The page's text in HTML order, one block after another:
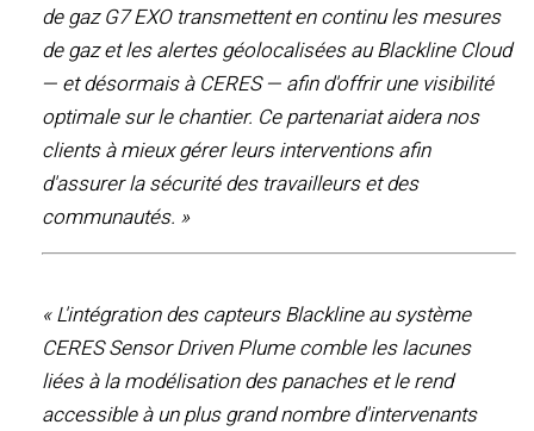
de gaz G7 EXO transmettent en continu les mesures
de gaz et les alertes géolocalisées au Blackline Cloud
— et désormais à CERES — afin d'offrir une visibilité
optimale sur le chantier. Ce partenariat aidera nos
clients à mieux gérer leurs interventions afin
d'assurer la sécurité des travailleurs et des
communautés. »
« L'intégration des capteurs Blackline au système
CERES Sensor Driven Plume comble les lacunes
liées à la modélisation des panaches et le rend
accessible à un plus grand nombre d'intervenants